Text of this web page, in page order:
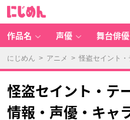
作品名 声優 舞台俳優
にじめん > アニメ > 怪盗セイント・
怪盗セイント・テ
情報・声優・キャ